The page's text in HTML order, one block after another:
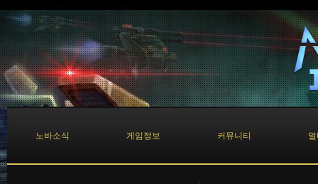
노바소식 게임정보 커뮤니티
Sketchbook5, 스케치북5
Sketchbook5, 스케치북5